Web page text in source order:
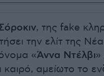
, της fake
την ελίτ της
«Άννα Ντέλβι»
καιρό, αμείωτο το